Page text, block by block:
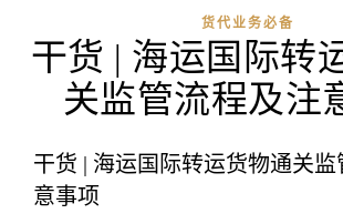
货代业务必备
干货 | 海运国际转
关监管流程及注
干货 | 海运国际转运货物通关
意事项